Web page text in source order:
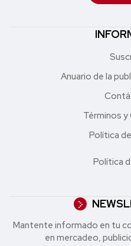
Anuario de la
Términos
Política
Política
Mantente informado en tu
en mercadeo,